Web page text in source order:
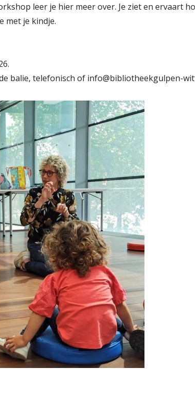
leer je hier meer over. Je ziet en ervaart
met je kindje.
balie, telefonisch of info@bibliotheekgulpen-